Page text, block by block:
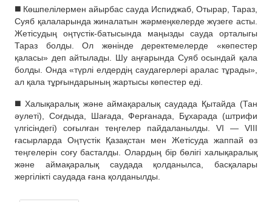
◼️ Көшпелілермен айырбас сауда Испиджаб, Отырар, Тараз,
Суяб қалаларында жиналатын жәрмеңкелерде жүзеге асты.
Жетісудың оңтүстік-батысында маңызды сауда орталыгы
Тараз болды. Ол жөнінде деректемелерде «көпестер
қаласы» деп айтылады. Шу аңғарында Суяб осындай қала
болды. Онда «түрлі елдердің саудагерлері аралас тұрады»,
ал қала тұрғындарының жартысы көпестер еді.
◼️ Халықаралық және аймақаралық саудада Қытайда (Тан
әулеті), Соғдыда, Шағада, Ферғанада, Бұхарада (штрифи
үлгісіндегі) соғылған теңгелер пайдаланылды. VI — VIII
ғасырларда Оңтүстік Қазақстан мен Жетісуда жаппай өз
теңгелерін соғу басталды. Олардың бір бөлігі халықаралық
және аймақаралық саудада қолданылса, басқалары
жергілікті саудада ғана қолданылды.